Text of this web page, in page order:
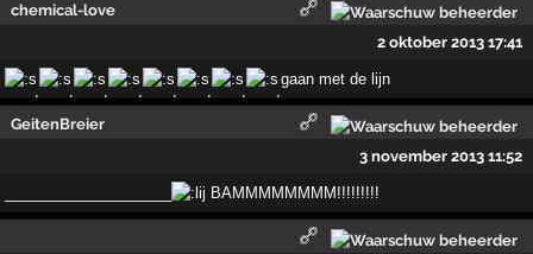
chemical-love
2 oktober 2013 17:41
gaan met de lijn
GeitenBreier
3 november 2013 11:52
BAMMMMMMMM!!!!!!!!!